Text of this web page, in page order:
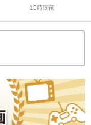
15時間前